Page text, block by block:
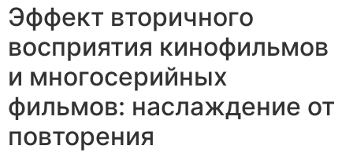
Эффект вторичного
восприятия кинофильмов
и многосерийных
фильмов: наслаждение от
повторения